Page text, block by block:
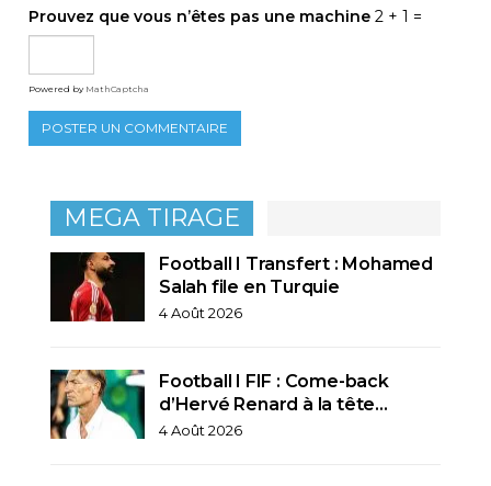
Prouvez que vous n’êtes pas une machine 2 + 1 =
Powered by MathCaptcha
MEGA TIRAGE
Football I Transfert : Mohamed
Salah file en Turquie
4 Août 2026
Football I FIF : Come-back
d’Hervé Renard à la tête…
4 Août 2026